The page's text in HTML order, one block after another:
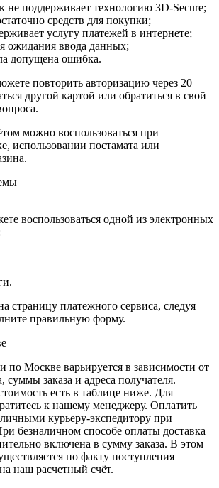
не поддерживает технологию 3D-Secure;
средств для покупки;
услугу платежей в интернете;
ожидания ввода данных;
допущена ошибка.
повторить авторизацию через 20
другой картой или обратиться в свой
можно воспользоваться при
использовании постамата или
воспользоваться одной из электронных
страницу платежного сервиса, следуя
правильную форму.
по Москве варьируется в зависимости от
суммы заказа и адреса получателя.
есть в таблице ниже. Для
к нашему менеджеру. Оплатить
курьеру-экспедитору при
безналичном способе оплаты доставка
включена в сумму заказа. В этом
по факту поступления
наш расчетный счёт.